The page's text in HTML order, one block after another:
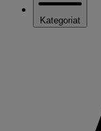
Kategoriat